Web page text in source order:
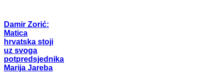
Damir Zorić:
Matica
hrvatska stoji
uz svoga
potpredsjednika
Marija Jareba